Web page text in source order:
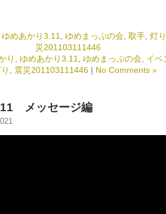
ゆめあかり3.11 ゆめまっぷの会 取手 灯り
災201103111446
り
ゆめあかり3.11 ゆめまっぷの会, イベ
震災201103111446| No Comments »
メッセージ編